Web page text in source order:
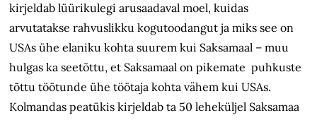
kirjeldab lüürikulegi arusaadaval moel, kuidas
arvutatakse rahvuslikku kogutoodangut ja miks see on
USAs ühe elaniku kohta suurem kui Saksamaal – muu
hulgas ka seetõttu, et Saksamaal on pikemate puhkuste
tõttu töötunde ühe töötaja kohta vähem kui USAs.
Kolmandas peatükis kirjeldab ta 50 leheküljel Saksamaa